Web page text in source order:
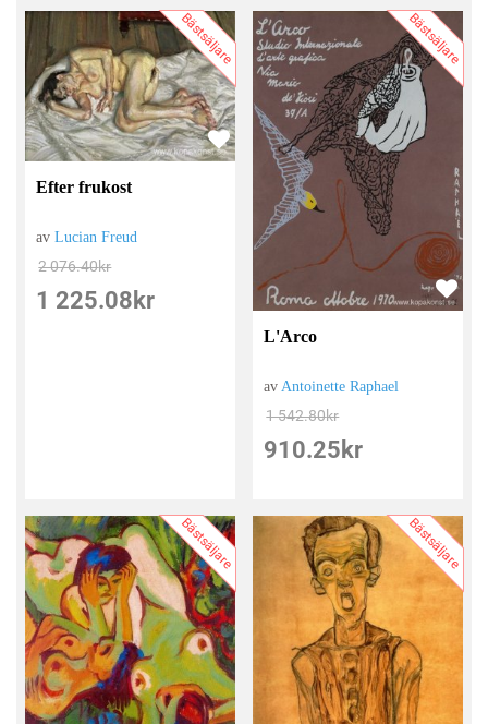
Bästsäljare
Efter frukost
avLucian Freud
2 076.40kr
1 225.08 kr
Bästsäljare
L'Arco
avAntoinette Raphael
1 542.80kr
910.25 kr
Bästsäljare Bästsäljare